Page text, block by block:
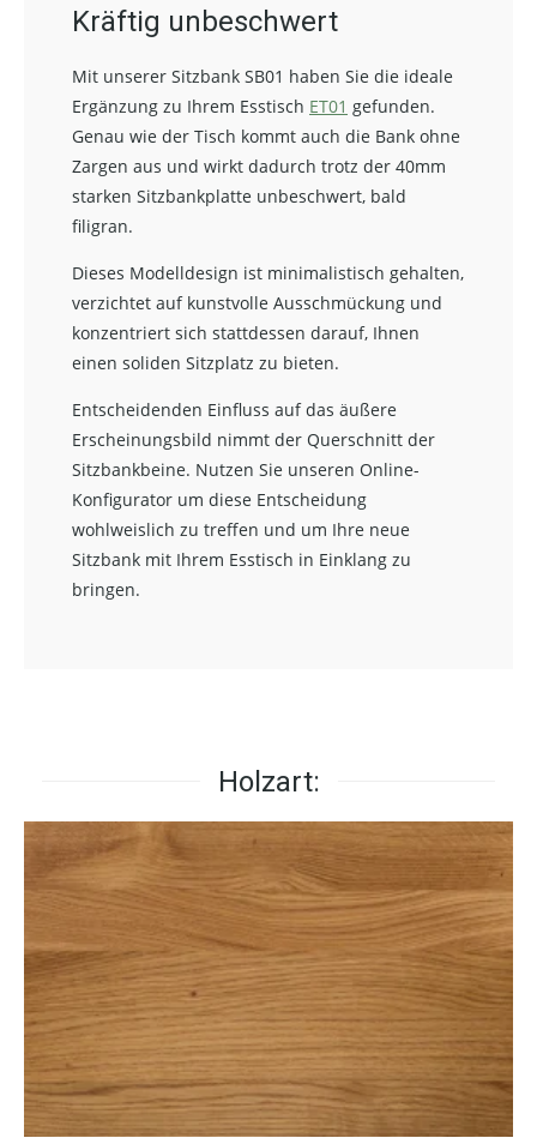
Kräftig unbeschwert
Mit unserer Sitzbank SB01 haben Sie die ideale
Ergänzung zu Ihrem Esstisch ET01 gefunden.
Genau wie der Tisch kommt auch die Bank ohne
Zargen aus und wirkt dadurch trotz der 40mm
starken Sitzbankplatte unbeschwert, bald
filigran.
Dieses Modelldesign ist minimalistisch gehalten,
verzichtet auf kunstvolle Ausschmückung und
konzentriert sich stattdessen darauf, Ihnen
einen soliden Sitzplatz zu bieten.
Entscheidenden Einfluss auf das äußere
Erscheinungsbild nimmt der Querschnitt der
Sitzbankbeine. Nutzen Sie unseren Online-
Konfigurator um diese Entscheidung
wohlweislich zu treffen und um Ihre neue
Sitzbank mit Ihrem Esstisch in Einklang zu
bringen.
Holzart: